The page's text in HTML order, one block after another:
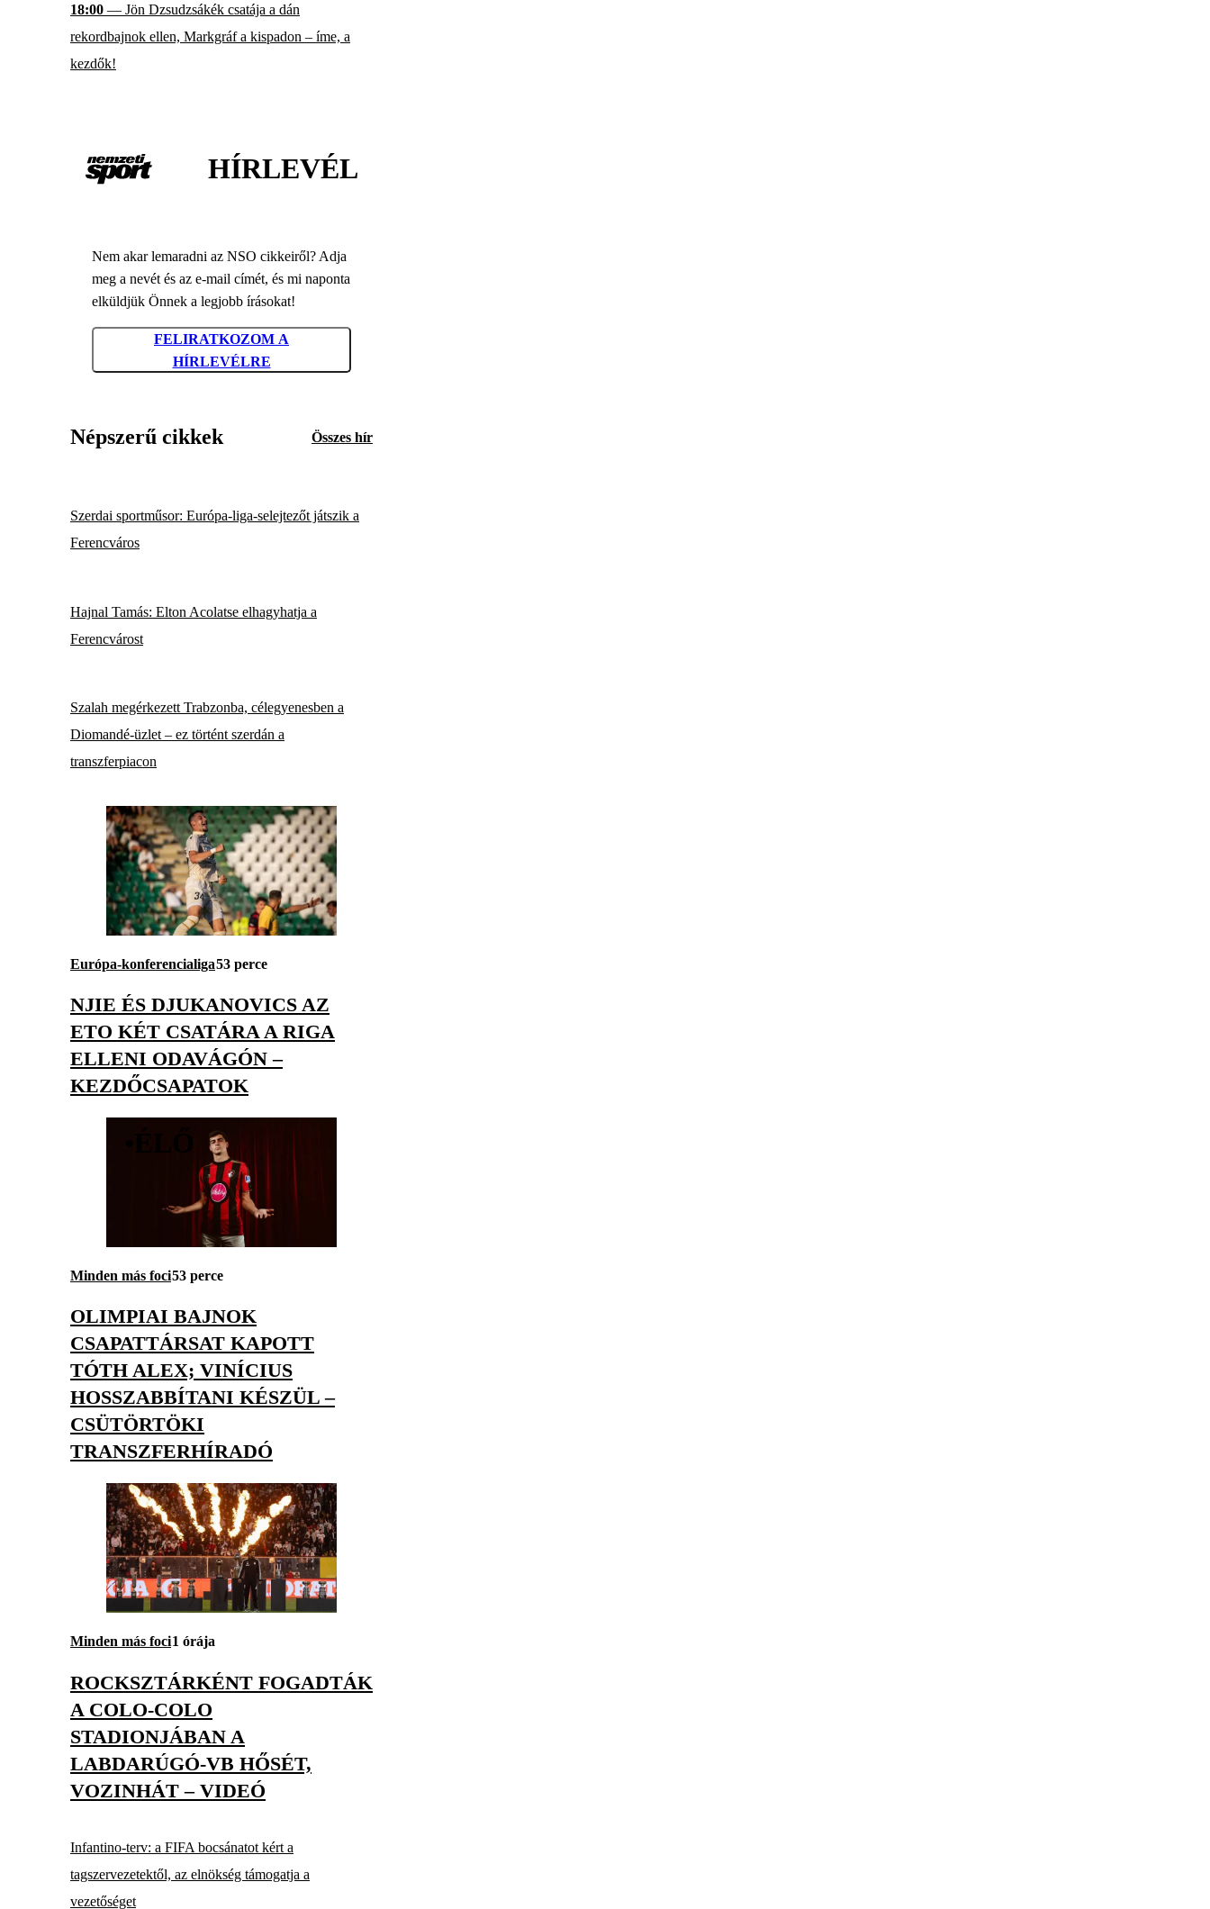
18:00 — Jön Dzsudzsákék csatája a dán
rekordbajnok ellen, Markgráf a kispadon – íme, a
kezdők!
HÍRLEVÉL
Nem akar lemaradni az NSO cikkeiről? Adja
meg a nevét és az e-mail címét, és mi naponta
elküldjük Önnek a legjobb írásokat!
FELIRATKOZOM A
HÍRLEVÉLRE
Népszerű cikkek Összes hír
Szerdai sportműsor: Európa-liga-selejtezőt játszik a
Ferencváros
Hajnal Tamás: Elton Acolatse elhagyhatja a
Ferencvárost
Szalah megérkezett Trabzonba, célegyenesben a
Diomandé-üzlet – ez történt szerdán a
transzferpiacon
Európa-konferencialiga53 perce
NJIE ÉS DJUKANOVICS AZ
ETO KÉT CSATÁRA A RIGA
ELLENI ODAVÁGÓN –
KEZDŐCSAPATOK
Minden más foci53 perce
OLIMPIAI BAJNOK
CSAPATTÁRSAT KAPOTT
TÓTH ALEX; VINÍCIUS
HOSSZABBÍTANI KÉSZÜL –
CSÜTÖRTÖKI
TRANSZFERHÍRADÓ
Minden más foci1 órája
ROCKSZTÁRKÉNT FOGADTÁK
A COLO-COLO
STADIONJÁBAN A
LABDARÚGÓ-VB HŐSÉT,
VOZINHÁT – VIDEÓ
Infantino-terv: a FIFA bocsánatot kért a
tagszervezetektől, az elnökség támogatja a
vezetőséget